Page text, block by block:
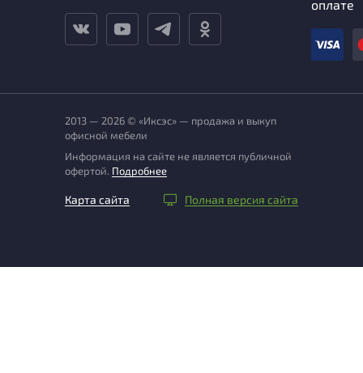
оплате
2013 — 2026 © «Иксэс» — продажа и выкуп
офисной мебели
Информация на сайте не является публичной
офертой. Подробнее
Карта сайта Полная версия сайта